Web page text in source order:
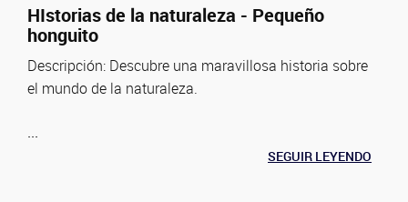
HIstorias de la naturaleza - Pequeño
honguito
Descripción: Descubre una maravillosa historia sobre
el mundo de la naturaleza.
...
SEGUIR LEYENDO